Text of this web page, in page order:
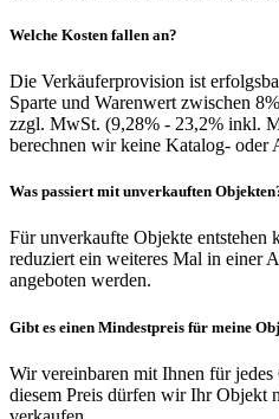
Welche Kosten fallen an?
Die Verkäuferprovision ist
Sparte und Warenwert zwischen
zzgl. MwSt. (9,28% - 23,2% inkl.
berechnen wir keine Katalog- oder
Was passiert mit unverkauften
Für unverkaufte Objekte entstehen
reduziert ein weiteres Mal in einer
angeboten werden.
Gibt es einen Mindestpreis für meine
Wir vereinbaren mit Ihnen für
diesem Preis dürfen wir Ihr Objekt